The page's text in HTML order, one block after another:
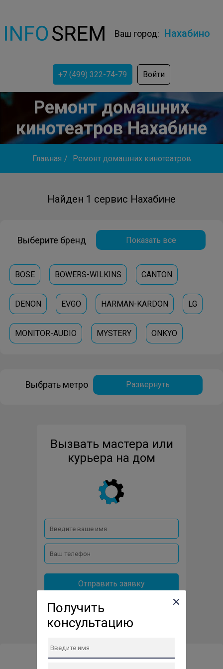
Ваш город: Нахабино
+7 (499) 322-74-79 Войти
Ремонт домашних
кинотеатров Нахабине
Главная / Ремонт домашних кинотеатров
Найден 1 сервис Нахабине
Выберите бренд Показать все
BOSE BOWERS-WILKINS CANTON
DENON EVGO HARMAN-KARDON LG
MONITOR-AUDIO MYSTERY ONKYO
Выбрать метро Развернуть
Вызвать мастера или
курьера на дом
Отправить заявку
Получить
консультацию